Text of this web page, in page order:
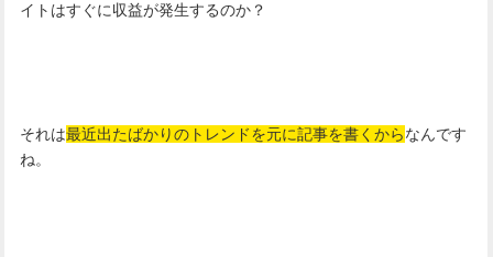
イトはすぐに収益が発生するのか？
それは最近出たばかりのトレンドを元に記事を書くからなんです
ね。